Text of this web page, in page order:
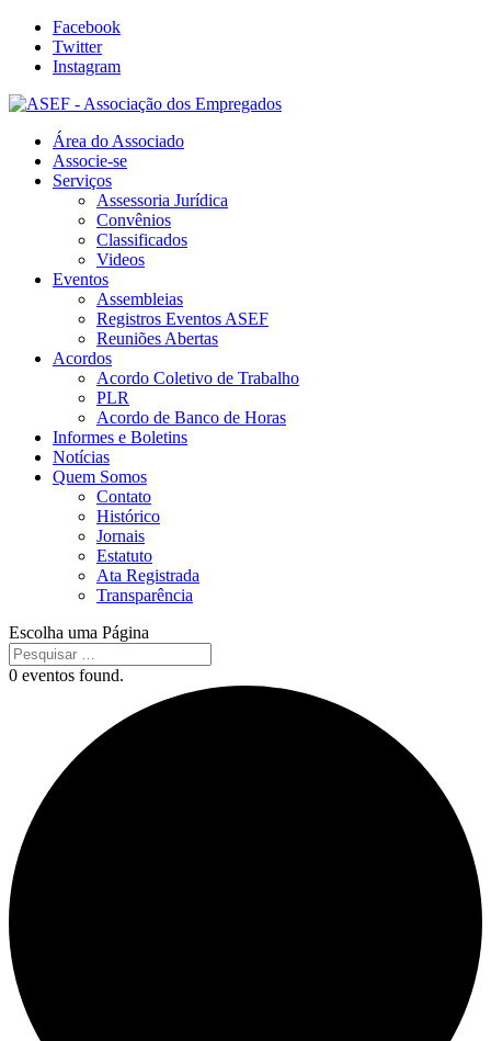
Facebook
Twitter
Instagram
Área do Associado
Associe-se
Serviços
Assessoria Jurídica
Convênios
Classificados
Videos
Eventos
Assembleias
Registros Eventos ASEF
Reuniões Abertas
Acordos
Acordo Coletivo de Trabalho
PLR
Acordo de Banco de Horas
Informes e Boletins
Notícias
Quem Somos
Contato
Histórico
Jornais
Estatuto
Ata Registrada
Transparência
Escolha uma Página
0 eventos found.